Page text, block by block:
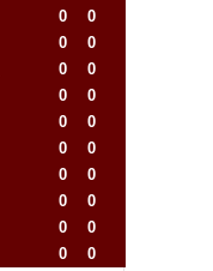
0
0
0
0
0
0
0
0
0
0
0
0
0
0
0
0
0
0
0
0